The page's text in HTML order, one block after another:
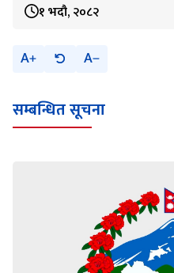
१ भदौ, २०८२
A A
सम्बन्धित सूचना